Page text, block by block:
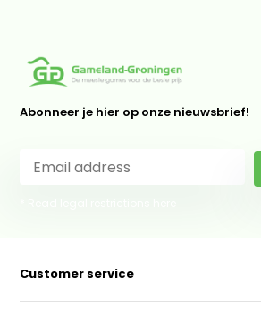
Abonneer je hier op onze nieuwsbrief!
Customer service